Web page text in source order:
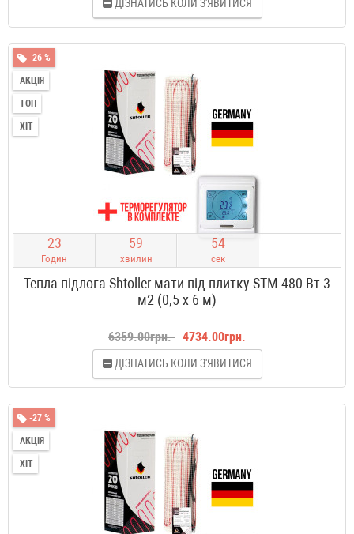
ДІЗНАТИСЬ КОЛИ З'ЯВИТИСЯ
-26 %
АКЦІЯ
ТОП
ХІТ
23
Годин
59
хвилин
53
сек
Тепла підлога Shtoller мати під плитку STM 480 Вт 3
м2 (0,5 х 6 м)
6359.00грн. 4734.00грн.
ДІЗНАТИСЬ КОЛИ З'ЯВИТИСЯ
-27 %
АКЦІЯ
ХІТ